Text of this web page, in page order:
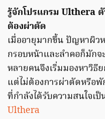
รู้จักโปรแกรม Ulthera
ต้องผ่าตัด
เมื่ออายุมากขึ้น ปัญหาผิว
กรอบหน้าและลำคอก็มักจ
หลายคนจึงเริ่มมองหาวิธี
แต่ไม่ต้องการผ่าตัดหรือ
ที่กำลังได้รับความสนใจเ
Ulthera